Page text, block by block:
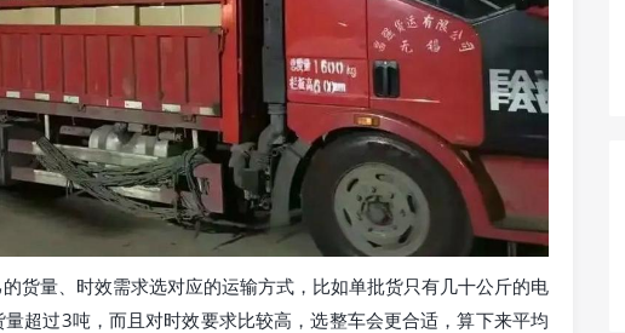
货量、时效需求选对应的运输方式，比如单批货只有几十公斤的电
超过3吨，而且对时效要求比较高，选整车会更合适，算下来平均